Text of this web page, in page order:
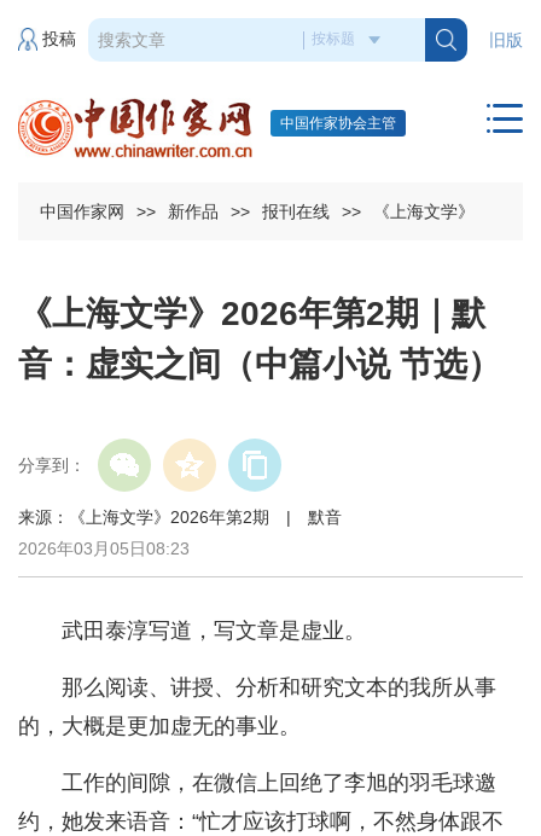
旧版
投稿
中国作家协会主管
中国作家网 >> 新作品 >> 报刊在线 >> 《上海文学》
《上海文学》2026年第2期｜默
音：虚实之间（中篇小说 节选）
分享到：
来源：《上海文学》2026年第2期 | 默音
2026年03月05日08:23
武田泰淳写道，写文章是虚业。
那么阅读、讲授、分析和研究文本的我所从事
的，大概是更加虚无的事业。
工作的间隙，在微信上回绝了李旭的羽毛球邀
约，她发来语音：“忙才应该打球啊，不然身体跟不